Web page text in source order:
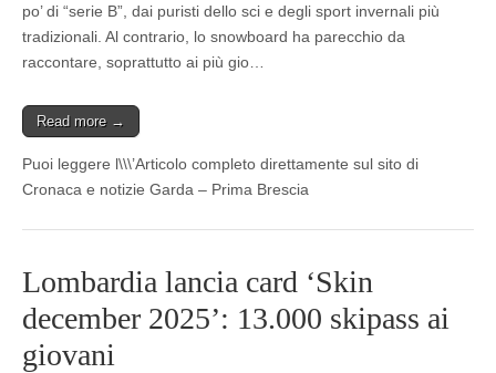
po’ di “serie B”, dai puristi dello sci e degli sport invernali più
tradizionali. Al contrario, lo snowboard ha parecchio da
raccontare, soprattutto ai più gio…
Read more →
Puoi leggere l\\\’Articolo completo direttamente sul sito di
Cronaca e notizie Garda – Prima Brescia
Lombardia lancia card ‘Skin
december 2025’: 13.000 skipass ai
giovani